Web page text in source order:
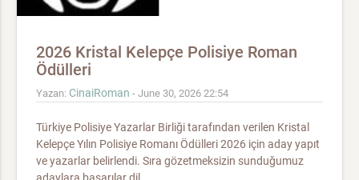
2026 Kristal Kelepçe Polisiye Roman
Ödülleri
Yazan: CinaiRoman - June 30, 2026 22:54
Türkiye Polisiye Yazarlar Birliği tarafından verilen Kristal
Kelepçe Yılın Polisiye Romanı Ödülleri 2026 için aday yapıt
ve yazarlar belirlendi. Sıra gözetmeksizin sunduğumuz